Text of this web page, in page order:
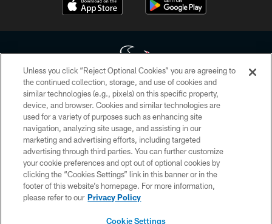
Copyright © 2026 Houston Texans. All rights reserved. No portion of
HoustonTexans.com may be duplicated, redistributed or manipulated in any
form. By accessing any information beyond this page, you agree to abide by
the HoustonTexans.com Privacy Policy, Code of Conduct, and Terms and
Conditions.
PRIVACY POLICY
ACCESSIBILITY
CONTACT US
Unless you click “Reject Optional Cookies” you are agreeing to
the continued collection, storage, and use of cookies and
similar technologies (e.g., pixels) on this specific property,
device, and browser. Cookies and similar technologies are
used for a variety of purposes such as enhancing site
navigation, analyzing site usage, and assisting in our
marketing and advertising efforts, including targeted
advertising through third parties. You can further customize
your cookie preferences and opt out of optional cookies by
clicking the “Cookies Settings” link in this banner or in the
footer of this website’s homepage. For more information,
please refer to our Privacy Policy
Cookie Settings